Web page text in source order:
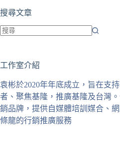
搜尋文章
到
合
條
件
的
工作室介紹
袁彬於2020年年底成立，旨在支
者、聚焦基隆，推廣基隆及台灣
銷品牌，提供自媒體培訓媒合、
條龍的行銷推廣服務